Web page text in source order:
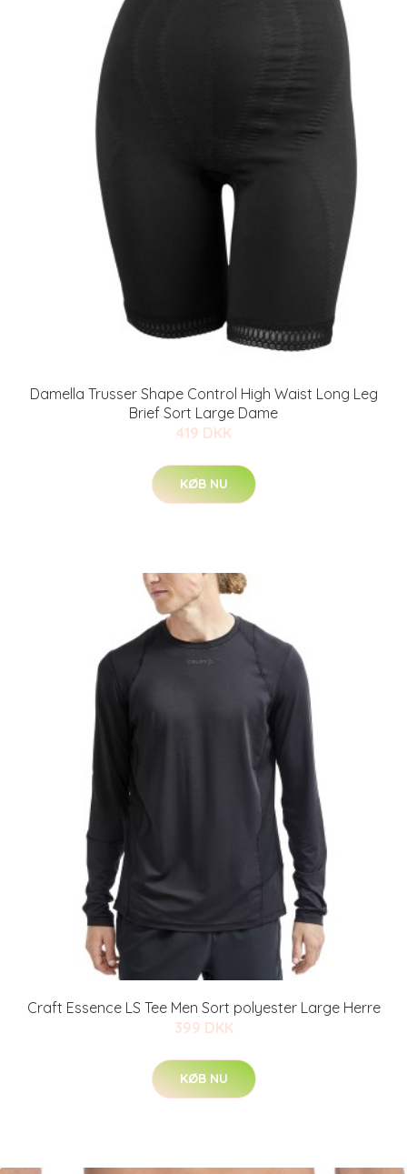
Damella Trusser Shape Control High Waist Long Leg
Brief Sort Large Dame
419 DKK
KØB NU
Craft Essence LS Tee Men Sort polyester Large Herre
399 DKK
KØB NU